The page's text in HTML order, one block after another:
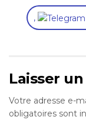
,
Laisser
Votre adresse e-
obligatoires sont